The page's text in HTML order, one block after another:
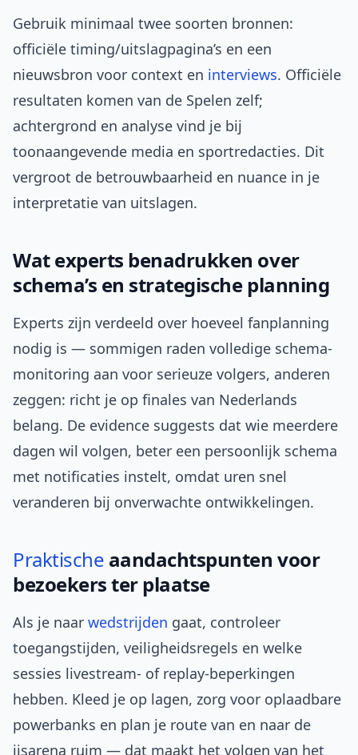
Gebruik minimaal twee soorten bronnen:
officiële timing/uitslagpagina’s en een
nieuwsbron voor context en interviews. Officiële
resultaten komen van de Spelen zelf;
achtergrond en analyse vind je bij
toonaangevende media en sportredacties. Dit
vergroot de betrouwbaarheid en nuance in je
interpretatie van uitslagen.
Wat experts benadrukken over
schema’s en strategische planning
Experts zijn verdeeld over hoeveel fanplanning
nodig is — sommigen raden volledige schema-
monitoring aan voor serieuze volgers, anderen
zeggen: richt je op finales van Nederlands
belang. De evidence suggests dat wie meerdere
dagen wil volgen, beter een persoonlijk schema
met notificaties instelt, omdat uren snel
veranderen bij onverwachte ontwikkelingen.
Praktische aandachtspunten voor
bezoekers ter plaatse
Als je naar wedstrijden gaat, controleer
toegangstijden, veiligheidsregels en welke
sessies livestream- of replay-beperkingen
hebben. Kleed je op lagen, zorg voor oplaadbare
powerbanks en plan je route van en naar de
ijsarena ruim — dat maakt het volgen van het